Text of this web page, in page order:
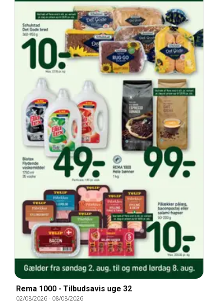
Rema 1000 - Tilbudsavis uge 32
02/08/2026- 08/08/2026